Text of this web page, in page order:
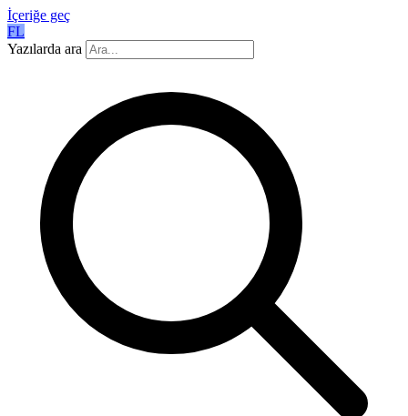
İçeriğe geç
FL
Yazılarda ara